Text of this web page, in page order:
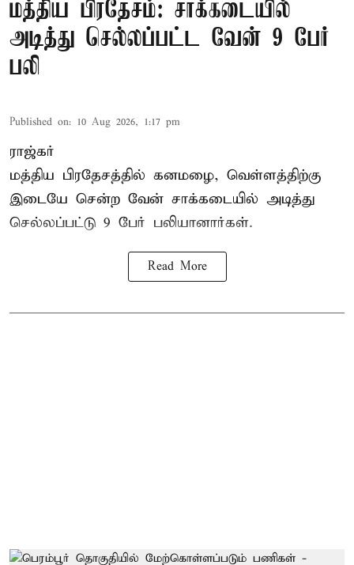
மத்திய பிரதேசம்: சாக்கடையில்
அடித்து செல்லப்பட்ட வேன் 9 பேர்
பலி
Published on: 10 Aug 2026, 1:17 pm
ராஜ்கர்
மத்திய பிரதேசத்தில் கனமழை, வெள்ளத்திற்கு
இடையே சென்ற வேன் சாக்கடையில் அடித்து
செல்லப்பட்டு 9 பேர் பலியானார்கள்.
Read More